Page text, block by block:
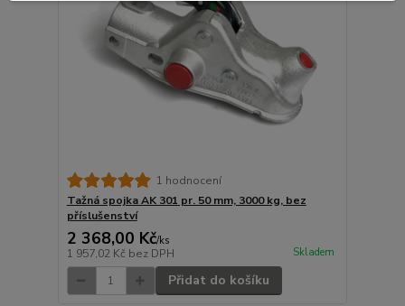
1 hodnocení
Tažná spojka AK 301 pr. 50 mm, 3000 kg, bez
příslušenství
2 368,00 Kč/ks
1 957,02 Kč bez DPH Skladem
Přidat do košíku